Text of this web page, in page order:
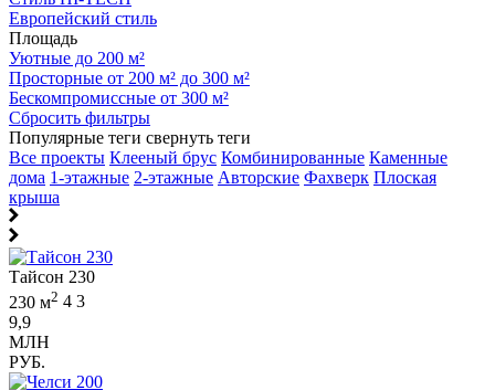
Европейский стиль
Площадь
Уютные до 200 м²
Просторные от 200 м² до 300 м²
Бескомпромиссные от 300 м²
Сбросить фильтры
Популярные теги свернуть теги
Все проекты Клееный брус Комбинированные Каменные
дома 1-этажные 2-этажные Авторские Фахверк Плоская
крыша
Тайсон 230
230 м2 4 3
9,9
МЛН
РУБ.